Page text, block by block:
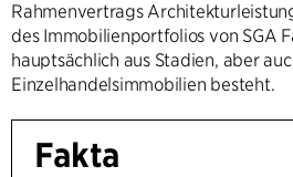
Rahmenvertrags
des Immobilienportfolios von SGA
hauptsächlich aus Stadien, aber
Einzelhandelsimmobilien besteht.
Fakta